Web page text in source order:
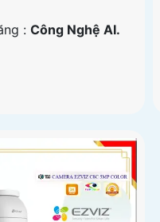
: Công Nghệ AI.